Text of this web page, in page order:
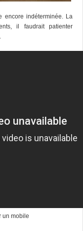
encore indéterminée. La
il faudrait patienter
un mobile